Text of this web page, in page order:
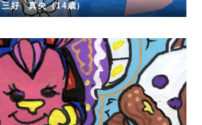
三好 真央（14歳）